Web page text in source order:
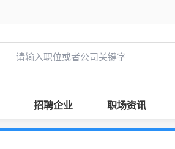
招聘企业 职场资讯